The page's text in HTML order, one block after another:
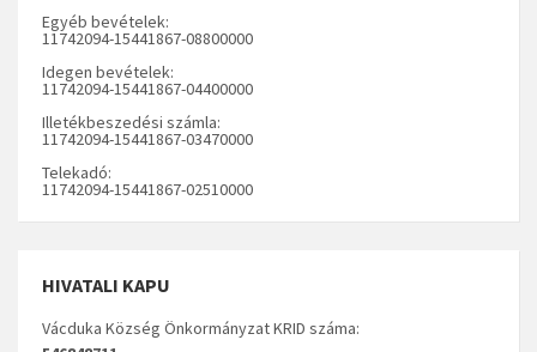
Egyéb bevételek:
11742094-15441867-08800000
Idegen bevételek:
11742094-15441867-04400000
Illetékbeszedési számla:
11742094-15441867-03470000
Telekadó:
11742094-15441867-02510000
HIVATALI KAPU
Vácduka Község Önkormányzat KRID száma: